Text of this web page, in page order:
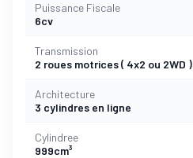
Puissance Fiscale
6cv
Transmission
2 roues motrices ( 4x2 ou 2WD )
Architecture
3 cylindres en ligne
Cylindree
999cm³